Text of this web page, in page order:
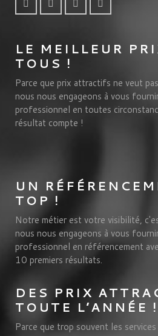
LE MEILLEUR
TOUS !
Parce que prix attractifs ne veut
nous nous engageons à vous
professionnel en toutes
résultat compte !
UN
TOP !
Notre métier est votre visibilité,
nous nous engageons à vous
professionnel en référencement
10 premiers résultats.
DES PRIX
TOUTE L’ANNÉE !
Parce que trop souvent les